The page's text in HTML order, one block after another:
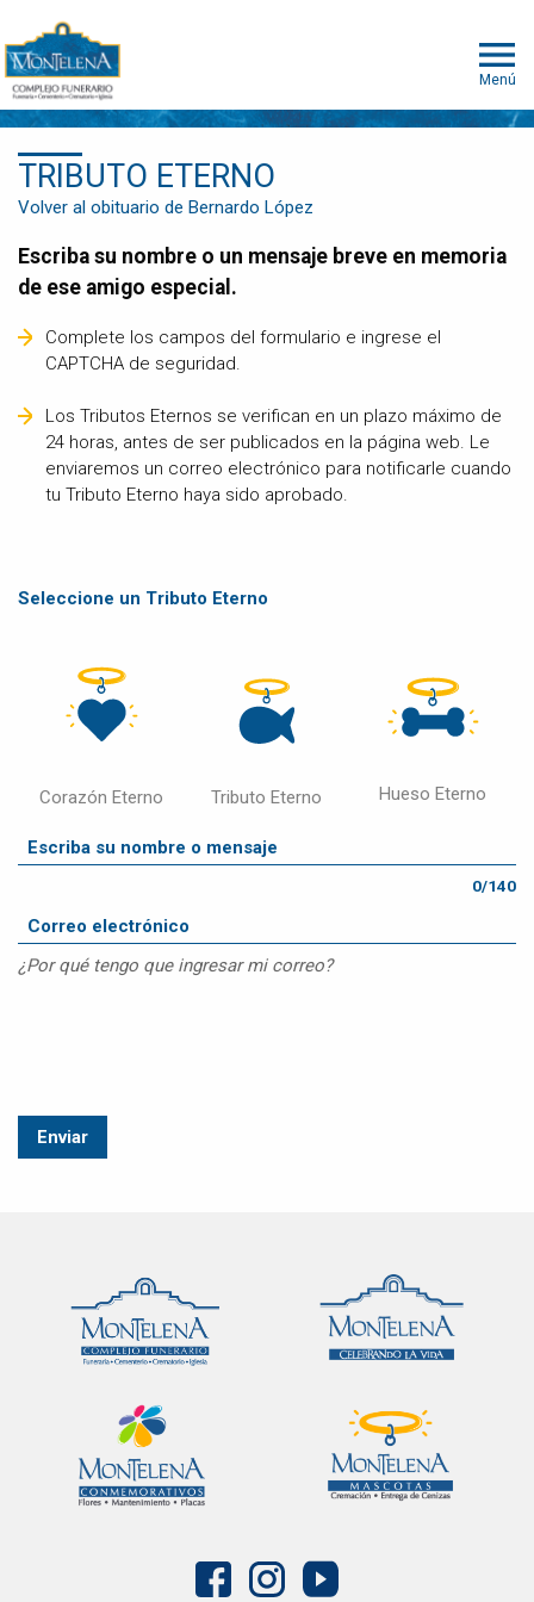
Menú
TRIBUTO ETERNO
Volver al obituario de Bernardo López
Escriba su nombre o un mensaje breve en memoria
de ese amigo especial.
Complete los campos del formulario e ingrese el
CAPTCHA de seguridad.
Los Tributos Eternos se verifican en un plazo máximo de
24 horas, antes de ser publicados en la página web. Le
enviaremos un correo electrónico para notificarle cuando
tu Tributo Eterno haya sido aprobado.
Seleccione un Tributo Eterno
Corazón Eterno Tributo Eterno Hueso Eterno
0/140
¿Por qué tengo que ingresar mi correo?